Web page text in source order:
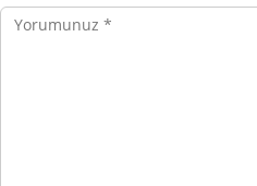
Yorumunuz